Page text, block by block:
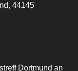
44145
Dortmund an